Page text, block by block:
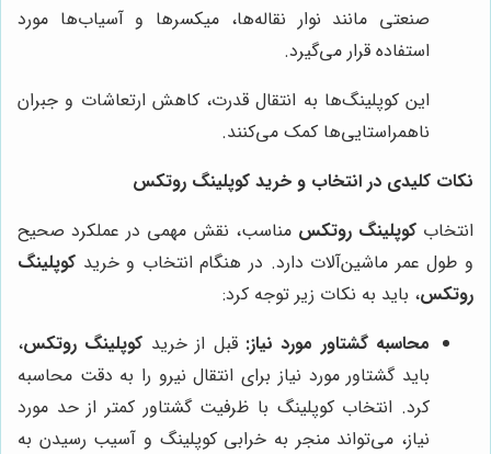
صنعتی مانند نوار نقاله‌ها، میکسرها و آسیاب‌ها مورد
استفاده قرار می‌گیرد.
این کوپلینگ‌ها به انتقال قدرت، کاهش ارتعاشات و جبران
ناهمراستایی‌ها کمک می‌کنند.
نکات کلیدی در انتخاب و خرید کوپلینگ روتکس
انتخابکوپلینگ روتکس مناسب، نقش مهمی در عملکرد صحیح
و طول عمر ماشین‌آلات دارد. در هنگام انتخاب و خرید کوپلینگ
روتکس، باید به نکات زیر توجه کرد:
محاسبه گشتاور مورد نیاز: قبل از خرید کوپلینگ روتکس،
باید گشتاور مورد نیاز برای انتقال نیرو را به دقت محاسبه
کرد. انتخاب کوپلینگ با ظرفیت گشتاور کمتر از حد مورد
نیاز، می‌تواند منجر به خرابی کوپلینگ و آسیب رسیدن به